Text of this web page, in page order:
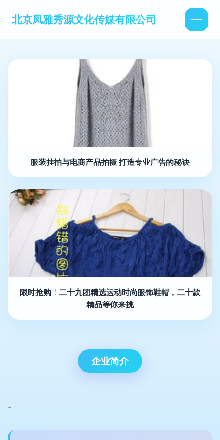
北京凤雅秀源文化传媒有限公司
服装挂拍与电商产品拍摄 打造专业广告的秘诀
限时抢购！二十九团精选运动时尚服饰鞋帽，二十款
精品等你来挑
企业简介
-